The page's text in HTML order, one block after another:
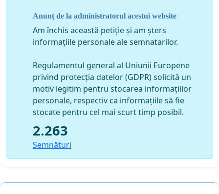
Anunț de la administratorul acestui website
Am închis această petiție și am șters
informațiile personale ale semnatarilor.
Regulamentul general al Uniunii Europene
privind protecția datelor (GDPR) solicită un
motiv legitim pentru stocarea informațiilor
personale, respectiv ca informațiile să fie
stocate pentru cel mai scurt timp posibil.
2.263
Semnături